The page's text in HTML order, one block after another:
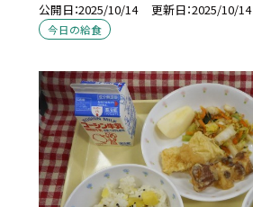
公開日 2025/10/14 更新日 2025/10/14
今日の給食